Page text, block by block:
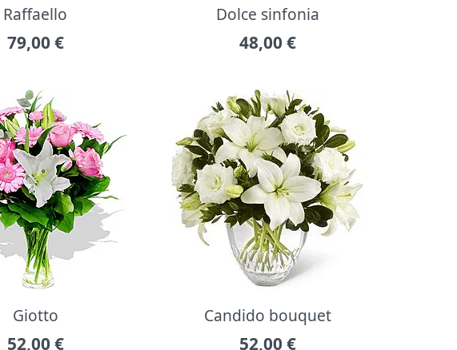
Raffaello
79,00 €
Dolce sinfonia
48,00 €
Giotto
52,00 €
Candido bouquet
52,00 €